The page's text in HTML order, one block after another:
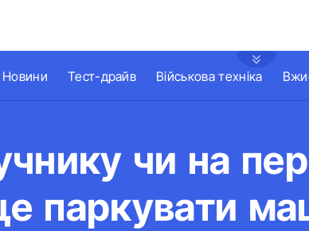
Новини Тест-драйв Військова техніка
чи на
паркувати